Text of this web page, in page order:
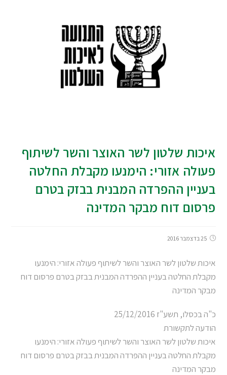
איכות שלטון לשר האוצר והשר לשיתוף
פעולה אזורי: הימנעו מקבלת החלטה
בעניין ההפרדה המבנית בבזק בטרם
פרסום דוח מבקר המדינה
25 בדצמבר 2016
איכות שלטון לשר האוצר והשר לשיתוף פעולה אזורי: הימנעו
מקבלת החלטה בעניין ההפרדה המבנית בבזק בטרם פרסום דוח
מבקר המדינה
כ"ה בכסלו, תשע"ז 25/12/2016
הודעה לתקשורת
איכות שלטון לשר האוצר והשר לשיתוף פעולה אזורי: הימנעו
מקבלת החלטה בעניין ההפרדה המבנית בבזק בטרם פרסום דוח
מבקר המדינה